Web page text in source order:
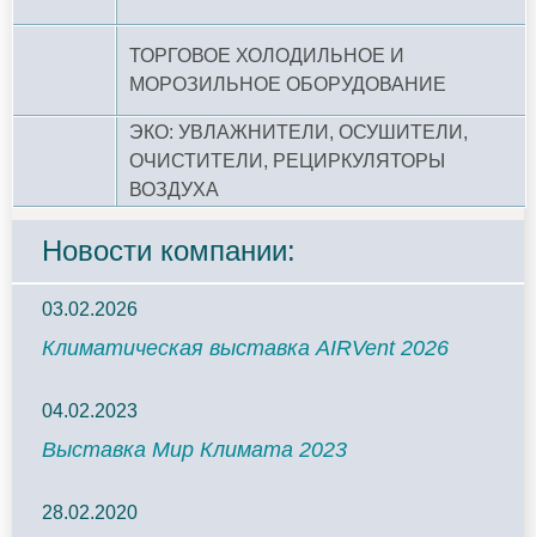
ТОРГОВОЕ ХОЛОДИЛЬНОЕ И
МОРОЗИЛЬНОЕ ОБОРУДОВАНИЕ
ЭКО: УВЛАЖНИТЕЛИ, ОСУШИТЕЛИ,
ОЧИСТИТЕЛИ, РЕЦИРКУЛЯТОРЫ
ВОЗДУХА
Новости компании:
03.02.2026
Климатическая выставка AIRVent 2026
04.02.2023
Выставка Мир Климата 2023
28.02.2020